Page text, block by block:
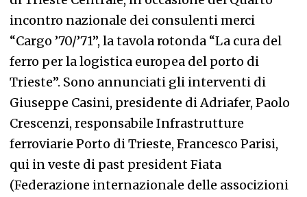
incontro nazionale dei consulenti merci
“Cargo ’70/’71”, la tavola rotonda “La cura del
ferro per la logistica europea del porto di
Trieste”. Sono annunciati gli interventi di
Giuseppe Casini, presidente di Adriafer, Paolo
Crescenzi, responsabile Infrastrutture
ferroviarie Porto di Trieste, Francesco Parisi,
qui in veste di past president Fiata
(Federazione internazionale delle associzioni